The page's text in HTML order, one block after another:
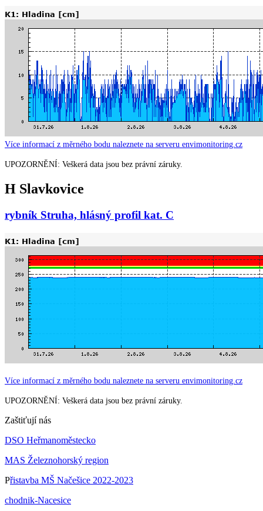
Více informací z měrného bodu naleznete na serveru envimonitoring.cz
UPOZORNĚNÍ: Veškerá data jsou bez právní záruky.
H Slavkovice
rybník Struha, hlásný profil kat. C
Více informací z měrného bodu naleznete na serveru envimonitoring.cz
UPOZORNĚNÍ: Veškerá data jsou bez právní záruky.
Zaštiťují nás
DSO Heřmanoměstecko
MAS Železnohorský region
Přistavba MŠ Načešice 2022-2023
chodnik-Nacesice